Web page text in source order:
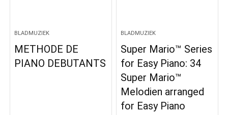
BLADMUZIEK
METHODE DE
PIANO DEBUTANTS
BLADMUZIEK
Super Mario™ Series
for Easy Piano: 34
Super Mario™
Melodien arranged
for Easy Piano